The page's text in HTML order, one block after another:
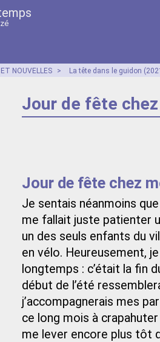
NOUVELLES > La tête dans le guidon
Jour de fête
Jour de fête chez
Je sentais néanmoins
me fallait juste patienter
un des seuls enfants du
en vélo. Heureusement,
longtemps : c’était la fin
début de l’été
j’accompagnerais mes
ce long mois à
me lever encore plus tôt